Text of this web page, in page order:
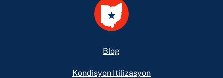
Blog
Kondisyon Itilizasyon